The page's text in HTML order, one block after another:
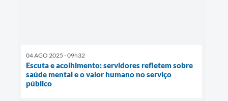
04 AGO 2025 - 09h32
Escuta e acolhimento: servidores refletem sobre
saúde mental e o valor humano no serviço
público